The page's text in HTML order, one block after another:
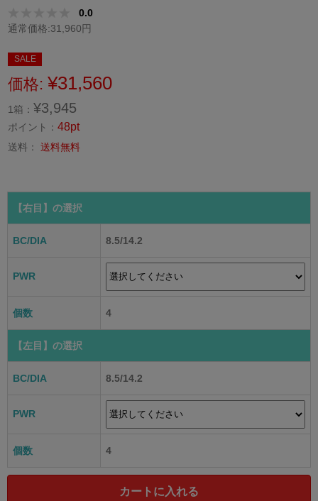
0.0
通常価格:31,960円
SALE
価格: ¥31,560
1箱： ¥3,945
ポイント：48pt
送料：送料無料
【右目】 の選択
BC/DIA 8.5/14.2
PWR
個数 4
【左目】 の選択
BC/DIA 8.5/14.2
PWR
個数 4